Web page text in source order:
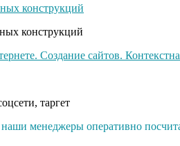
конструкций
конструкций
таргет
менеджеры оперативно